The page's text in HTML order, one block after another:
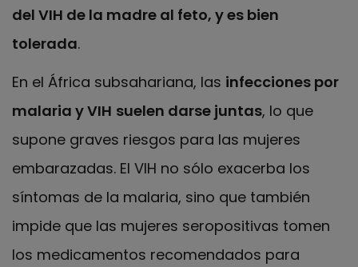
del VIH de la madre al feto, y es bien
tolerada.
En el África subsahariana, las infecciones por
malaria y VIH suelen darse juntas, lo que
supone graves riesgos para las mujeres
embarazadas. El VIH no sólo exacerba los
síntomas de la malaria, sino que también
impide que las mujeres seropositivas tomen
los medicamentos recomendados para